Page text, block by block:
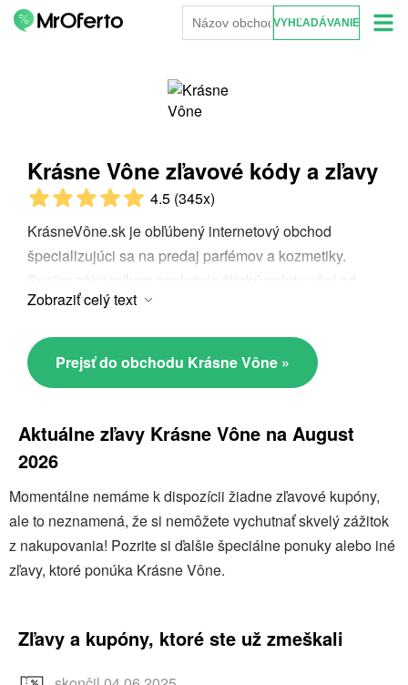
Krásne Vône zľavové kódy a zľavy
4.5 (345x)
KrásneVône.sk je obľúbený internetový obchod
špecializujúci sa na predaj parfémov a kozmetiky.
Svojim zákazníkom poskytuje širokú paletu vôní od
svetoznámych značiek až po niche parfumérie, ako aj
starostlivosť.
Krásne Vône zľavovz kód
, ktorý je
možné získať na MrOferto.com, umožňuje Vám pri
pestrá, zahrňuje dámske aj pánske vône, sady na
darčeky a sezónne kolekcie, ktoré uspokoja aj tých
Zobraziť celý text
Prejsť do obchodu Krásne Vône »
Aktuálne zľavy Krásne Vône na August
2026
Momentálne nemáme k dispozícii žiadne zľavové kupóny,
ale to neznamená, že si nemôžete vychutnať skvelý zážitok
z nakupovania! Pozrite si ďalšie špeciálne ponuky alebo iné
zľavy, ktoré ponúka Krásne Vône.
Zľavy a kupóny, ktoré ste už zmeškali